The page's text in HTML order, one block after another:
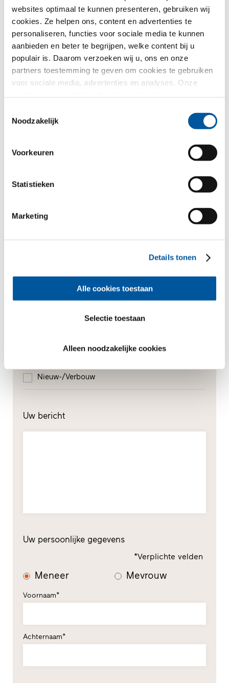
websites optimaal te kunnen presenteren, gebruiken wij
cookies. Ze helpen ons, content en advertenties te
personaliseren, functies voor sociale media te kunnen
aanbieden en beter te begrijpen, welke content bij u
populair is. Daarom verzoeken wij u, ons en onze
partners toestemming te geven om cookies te gebruiken
voor sociale media, advertenties en analyses. Onze
kader van uw gebruik van de diensten hebben
Noodzakelijk
Voorkeuren
Statistieken
Marketing
Details tonen
Alle cookies toestaan
Selectie toestaan
Alleen noodzakelijke cookies
Uw bericht aan ons
Wij gebruiken Uw gegevens, om Uw aanvraag zo goed
mogelijk te verwerken - maar niet voor ongewenste
de desbetreffende dealer - ook alleen voor dit doel. Alle
details van de gegevensverwerking worden beschreven
Kozijnen
Huisdeuren
Renovatie
Nieuw-/Verbouw
Uw bericht
Uw persoonlijke gegevens
*Verplichte velden
Meneer Mevrouw
Voornaam*
Achternaam*